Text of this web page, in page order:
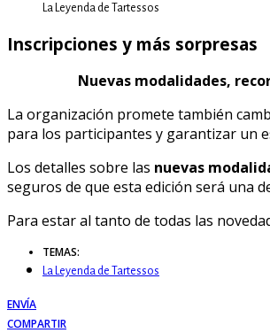
La Leyenda de Tartessos
Inscripciones y más sorpresas
Nuevas modalidades,
La organización promete también
para los participantes y garantizar un
Los detalles sobre las nuevas
seguros de que esta edición será una
Para estar al tanto de todas las
TEMAS:
La Leyenda de Tartessos
ENVÍA
COMPARTIR